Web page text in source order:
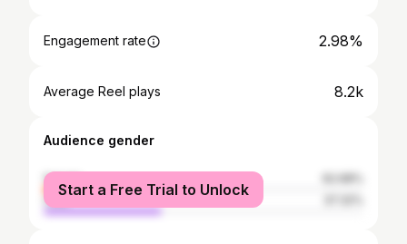
Engagement rate 2.98%
Average Reel plays 8.2k
Audience gender
female
male
Start a Free Trial to Unlock